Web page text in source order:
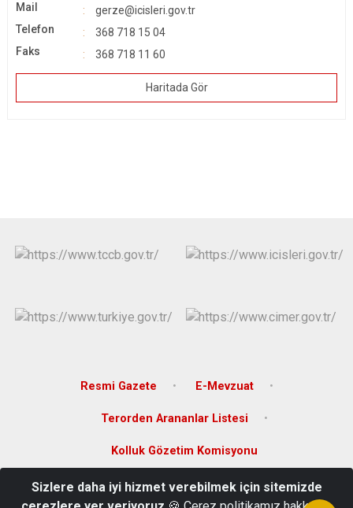
Mail
gerze@icisleri.gov.tr
Telefon
368 718 15 04
Faks
368 718 11 60
Haritada Gör
Resmi Gazete E-Mevzuat
Terorden Arananlar Listesi
Kolluk Gözetim Komisyonu
Hamidiye Mh. Atatürk Cd. No:8 Hükümet Konağı Gerze/SİNOP
Sizlere daha iyi hizmet verebilmek için sitemizde